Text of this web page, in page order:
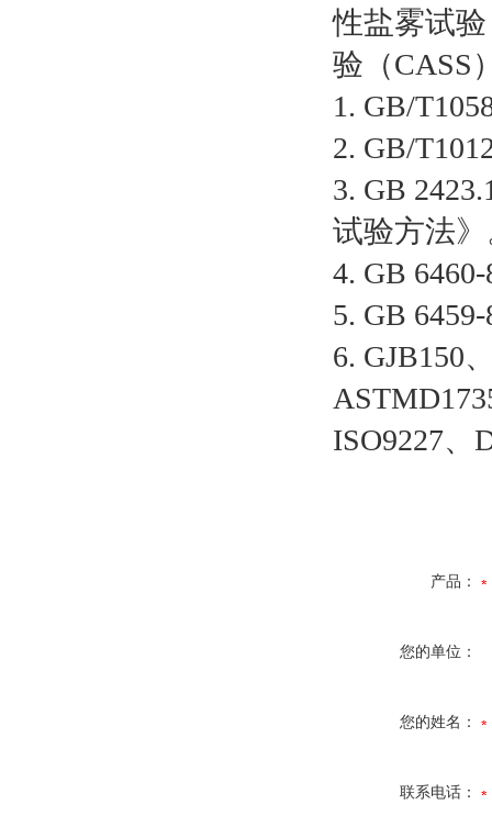
性盐雾试
验（CASS
1. GB/
2. GB/
3. GB
试验方法
4. GB
5. GB
6. GJB150
ISO9227、
产品：
您的单位：
您的姓名：
联系电话：